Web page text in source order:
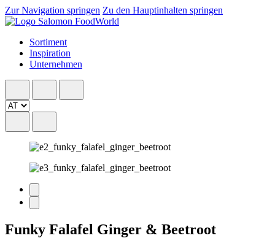
Zur Navigation springen Zu den Hauptinhalten springen
Sortiment
Inspiration
Unternehmen
Funky Falafel Ginger & Beetroot